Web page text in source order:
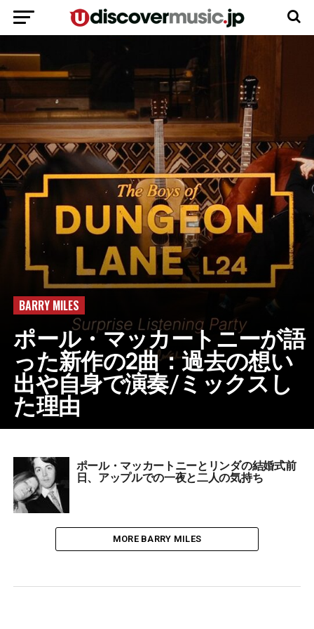
BARRY MILES
ポール・マッカートニーが語
った新作の2曲：過去の想い
出や自身で演奏/ミックスし
た理由
ポール・マッカートニーとリンダの結婚式前
日、アップルでの一夜と二人の気持ち
MORE BARRY MILES